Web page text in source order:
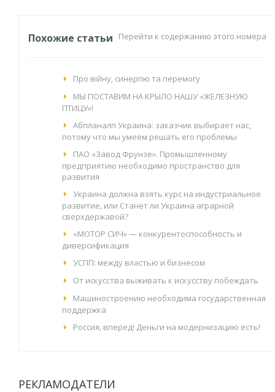
Похожие статьи Перейти к содержанию этого номера
Про війну, синергію та перемогу
МЫ ПОСТАВИМ НА КРЫЛО НАШУ «ЖЕЛЕЗНУЮ
ПТИЦУ»!
Абпланалп Украина: заказчик выбирает нас,
потому что мы умеем решать его проблемы
ПАО «Завод Фрунзе». Промышленному
предприятию необходимо пространство для
развития
Украина должна взять курс на индустриальное
развитие, или Станет ли Украина аграрной
сверхдержавой?
«МОТОР СИЧ» — конкурентоспособность и
диверсификация
УСПП: между властью и бизнесом
От искусства выживать к искусству побеждать
Машиностроению необходима государственная
поддержка
Россия, вперед! Деньги на модернизацию есть!
РЕКЛАМОДАТЕЛИ